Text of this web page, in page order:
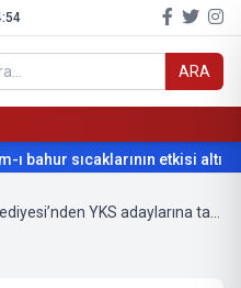
ARA
ı bahur sıcaklarının etkisi altına